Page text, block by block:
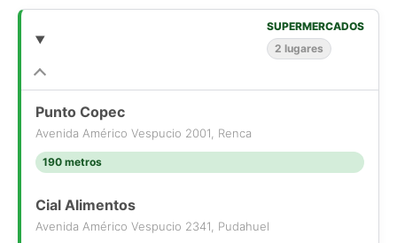
Infraestructura común:
Conectividad Estratégica:
-Acceso directo e inmediato a Autopista Vespucio Norte.
-A sólo 5 minutos del Aeropuerto de Santiago.
Mar).
ARRIENDA ALEJANDRO JAIME PROPIEDADES.
SUPERMERCADOS
2 lugares
Punto Copec
Avenida Américo Vespucio 2001, Renca
190 metros
Cial Alimentos
Avenida Américo Vespucio 2341, Pudahuel